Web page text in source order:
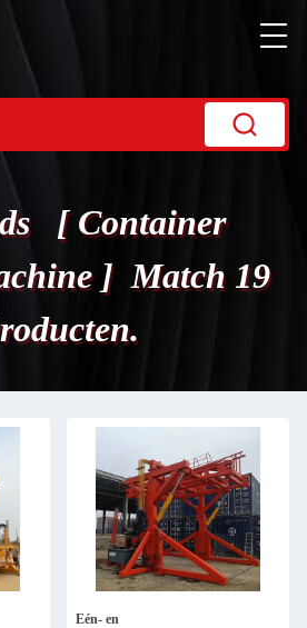
[ Container
] Match 19
Eén- en